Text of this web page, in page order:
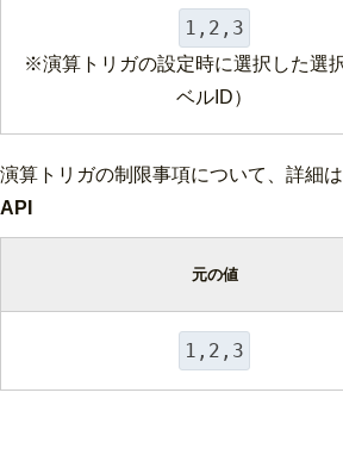
1,2,3
※演算トリガの設定時に選択した選
ベルID）
演算トリガの制限事項について、詳細は
API
元の値
1,2,3